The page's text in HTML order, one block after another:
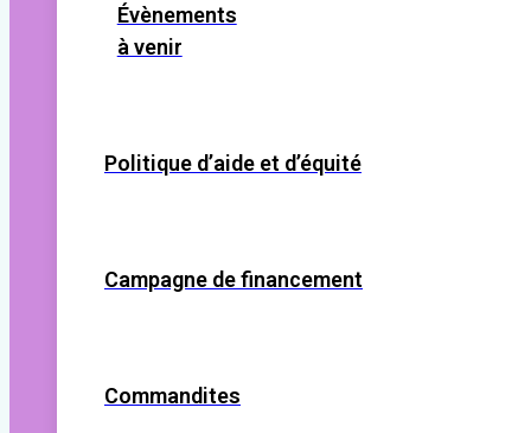
Évènements
à venir
Politique d’aide et d’équité
Campagne de financement
Commandites